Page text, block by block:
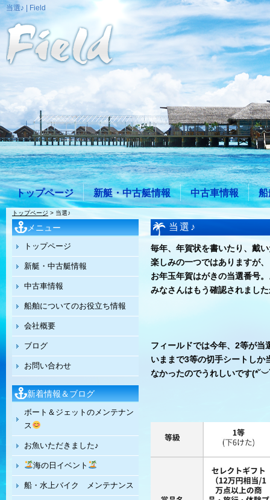
当選♪ | Field
トップページ 新艇・中古艇情報 中古車情報 船
トップページ > 当選♪
当選♪
毎年、年賀状を書いたり、戴
楽しみの一つではありますが
お年玉年賀はがきの当選番号
みなさんはもう確認されまし
フィールドでは今年、2等が当
いままで3等の切手シートしか
なかったのでうれしいです
メニュー
トップページ
新艇・中古艇情報
中古車情報
船舶についてのお役立ち情報
会社概要
ブログ
お問い合わせ
新着情報＆ブログ
ボート＆ジェットのメンテナン
ス
お魚いただきました♪
海の日イベント
船・水上バイク メンテナンス